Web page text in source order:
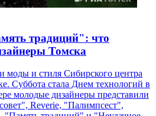
традиций": что
Томска
моды и стиля Сибирского центра
Суббота стала Днем технологий в
молодые дизайнеры представили
Reverie, "Палимпсест",